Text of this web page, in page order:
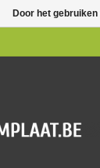
Door het